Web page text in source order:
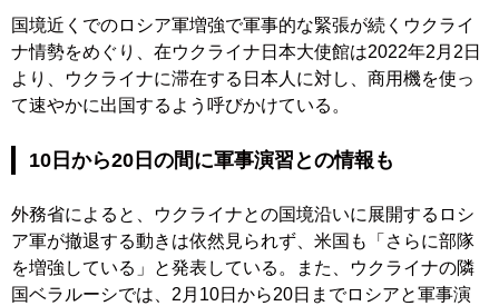
国境近くでのロシア軍増強で軍事的な緊張が続くウクライ
ナ情勢をめぐり、在ウクライナ日本大使館は2022年2月2日
より、ウクライナに滞在する日本人に対し、商用機を使っ
て速やかに出国するよう呼びかけている。
10日から20日の間に軍事演習との情報も
外務省によると、ウクライナとの国境沿いに展開するロシ
ア軍が撤退する動きは依然見られず、米国も「さらに部隊
を増強している」と発表している。また、ウクライナの隣
国ベラルーシでは、2月10日から20日までロシアと軍事演